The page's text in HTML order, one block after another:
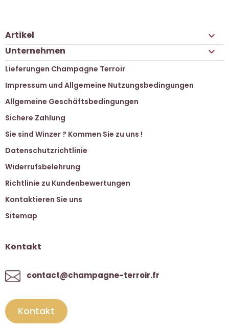
Artikel 
Unternehmen 
Lieferungen Champagne Terroir
Impressum und Allgemeine Nutzungsbedingungen
Allgemeine Geschäftsbedingungen
Sichere Zahlung
Sie sind Winzer ? Kommen Sie zu uns !
Datenschutzrichtlinie
Widerrufsbelehrung
Richtlinie zu Kundenbewertungen
Kontaktieren Sie uns
Sitemap
Kontakt
contact@champagne-terroir.fr
Kontakt